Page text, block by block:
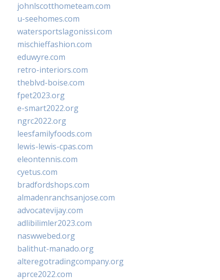
johnlscotthometeam.com
u-seehomes.com
watersportslagonissi.com
mischieffashion.com
eduwyre.com
retro-interiors.com
theblvd-boise.com
fpet2023.org
e-smart2022.org
ngrc2022.org
leesfamilyfoods.com
lewis-lewis-cpas.com
eleontennis.com
cyetus.com
bradfordshops.com
almadenranchsanjose.com
advocatevijay.com
adlibilimler2023.com
naswwebed.org
balithut-manado.org
alteregotradingcompany.org
aprce2022.com